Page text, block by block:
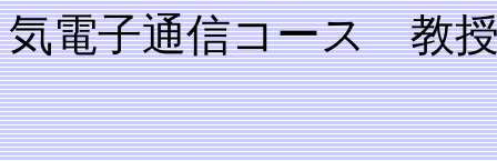
気電子通信コース 教